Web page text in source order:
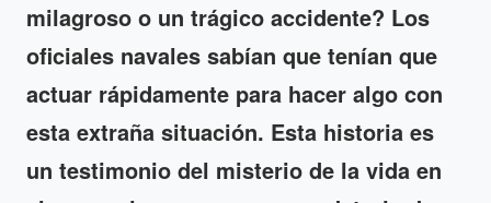
milagroso o un trágico accidente? Los
oficiales navales sabían que tenían que
actuar rápidamente para hacer algo con
esta extraña situación. Esta historia es
un testimonio del misterio de la vida en